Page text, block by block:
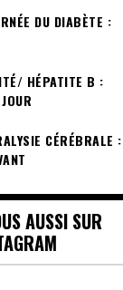
DU DIABÈTE :
HÉPATITE B :
CÉRÉBRALE :
AUSSI SUR